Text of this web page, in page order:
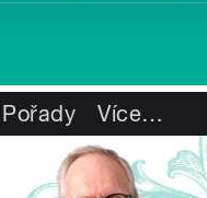
Pořady Více…